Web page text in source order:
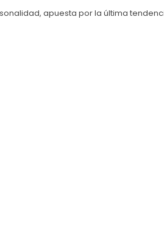
apuesta por la última